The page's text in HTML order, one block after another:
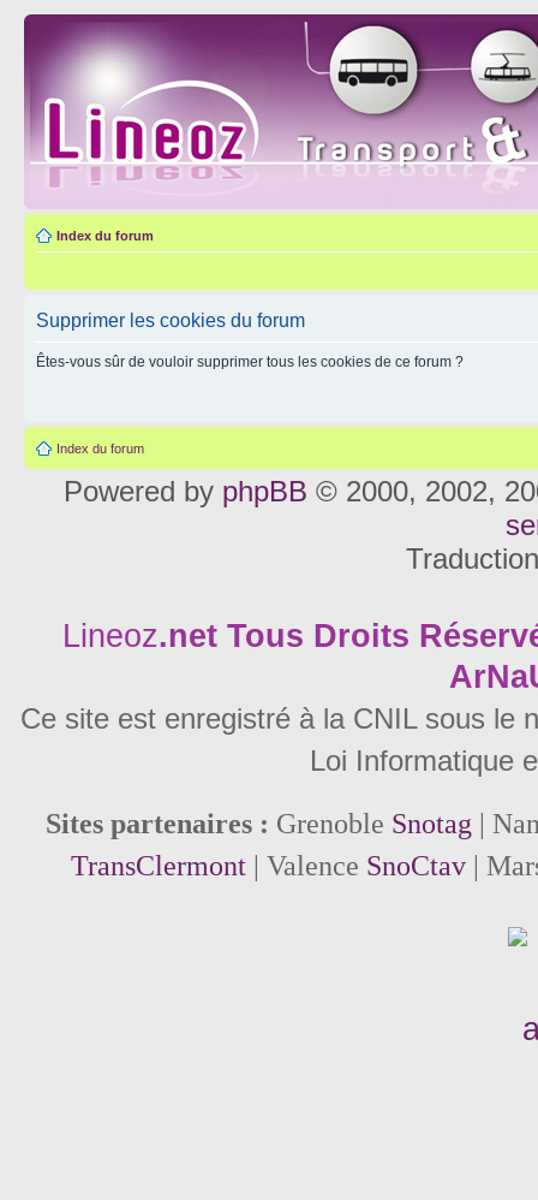
Index du forum
Supprimer les cookies du forum
Êtes-vous sûr de vouloir supprimer tous les cookies de ce forum ?
Index du forum
Powered by phpBB © 2000, 2002,
Lineoz.net Tous Droits
Ce site est enregistré à la CNIL sous le
Loi Informatique
Sites partenaires : Grenoble Snotag |
TransClermont| Valence SnoCtav|